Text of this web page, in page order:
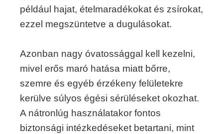
például hajat, ételmaradékokat és zsírokat,
ezzel megszüntetve a dugulásokat.
Azonban nagy óvatossággal kell kezelni,
mivel erős maró hatása miatt bőrre,
szemre és egyéb érzékeny felületekre
kerülve súlyos égési sérüléseket okozhat.
A nátronlúg használatakor fontos
biztonsági intézkedéseket betartani, mint